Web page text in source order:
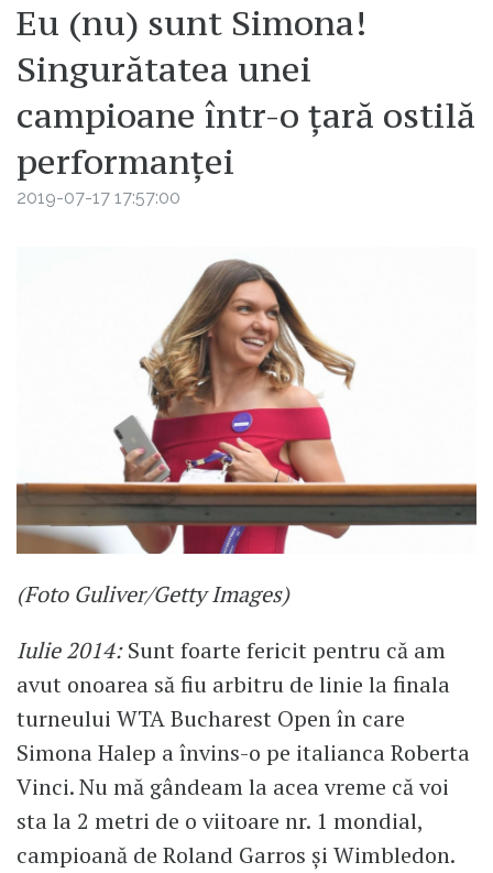
Eu (nu) sunt Simona!
Singurătatea unei
campioane într-o țară ostilă
performanței
2019-07-17 17:57:00
(Foto Guliver/Getty Images)
Iulie 2014:Sunt foarte fericit pentru că am
avut onoarea să fiu arbitru de linie la finala
turneului WTA Bucharest Open în care
Simona Halep a învins-o pe italianca Roberta
Vinci. Nu mă gândeam la acea vreme că voi
sta la 2 metri de o viitoare nr. 1 mondial,
campioană de Roland Garros și Wimbledon.